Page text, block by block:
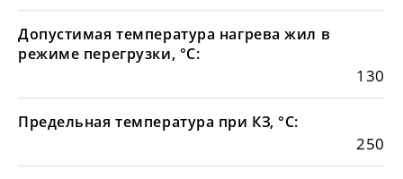
Допустимая температура нагрева жил в
режиме перегрузки, °С:
130
Предельная температура при КЗ, °С:
250